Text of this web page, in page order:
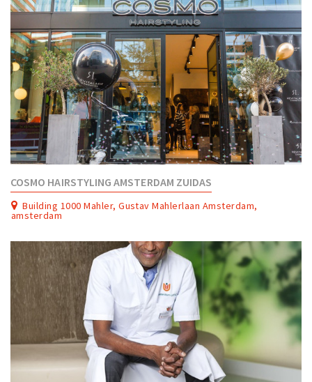
COSMO HAIRSTYLING AMSTERDAM ZUIDAS
Building 1000 Mahler, Gustav Mahlerlaan Amsterdam,
amsterdam